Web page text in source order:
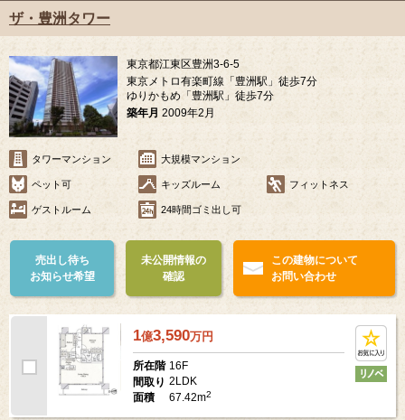
ザ・豊洲タワー
東京都江東区豊洲3-6-5
東京メトロ有楽町線「豊洲駅」徒歩7分
ゆりかもめ「豊洲駅」徒歩7分
築年月 2009年2月
タワーマンション 大規模マンション
ペット可 キッズルーム フィットネス
ゲストルーム 24時間ゴミ出し可
売出し待ち
お知らせ希望
未公開情報の
確認
この建物について
お問い合わせ
1億3,590万円
所在階 16F
間取り 2LDK
面積
67.42m2